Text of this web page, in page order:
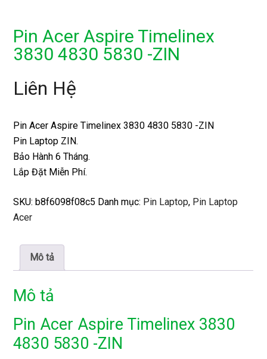
Pin Acer Aspire Timelinex
3830 4830 5830 -ZIN
Liên Hệ
Pin Acer Aspire Timelinex 3830 4830 5830 -ZIN
Pin Laptop ZIN.
Bảo Hành 6 Tháng.
Lắp Đặt Miễn Phí.
SKU: b8f6098f08c5 Danh mục: Pin Laptop, Pin Laptop
Acer
Mô tả
Mô tả
Pin Acer Aspire Timelinex 3830
4830 5830 -ZIN